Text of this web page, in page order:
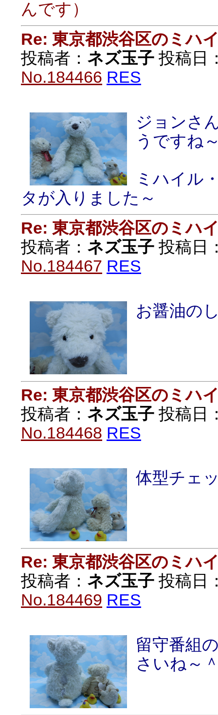
んです）
Re: 東京都渋谷区のミハ
投稿者： ネズ玉子 投稿日
No.184466 RES
ジョンさ
うですね
ミハイル
タが入りました～
Re: 東京都渋谷区のミハ
投稿者： ネズ玉子 投稿日
No.184467 RES
お醤油の
Re: 東京都渋谷区のミハ
投稿者： ネズ玉子 投稿日
No.184468 RES
体型チェ
Re: 東京都渋谷区のミハ
投稿者： ネズ玉子 投稿日
No.184469 RES
留守番組
さいね～